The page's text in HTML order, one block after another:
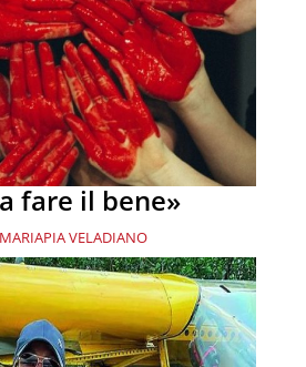
fare il bene»
MARIAPIA VELADIANO